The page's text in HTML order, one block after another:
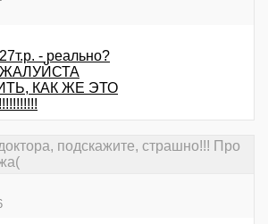
- реально?
КАК ЖЕ ЭТО
подскажите, страшно!!! Про